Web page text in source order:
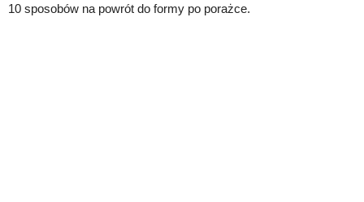
10 sposobów na powrót do formy po porażce.